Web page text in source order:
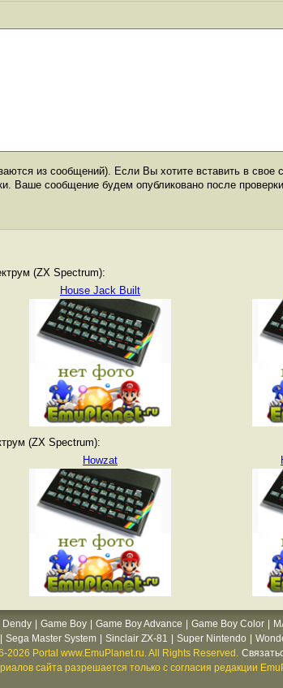
из сообщений). Если Вы хотите вставить в свое
Ваше сообщение будем опубликовано после
(ZX Spectrum):
House Jack Built
(ZX Spectrum):
Howzat
Dendy Game Boy Game Boy Advance Game Boy Color
Sega Master System Sinclair ZX-81 Super Nintendo
2026 Portal www.EmuPlanet.ru. All Rights Reserved.
сайта разрешается только с согласия редакции